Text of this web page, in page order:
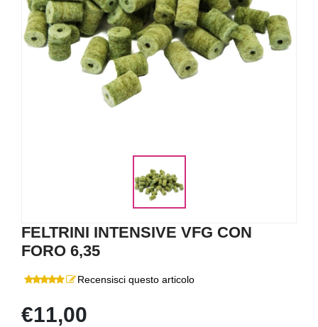
FELTRINI INTENSIVE VFG CON
FORO 6,35
Recensisci questo articolo
€11,00